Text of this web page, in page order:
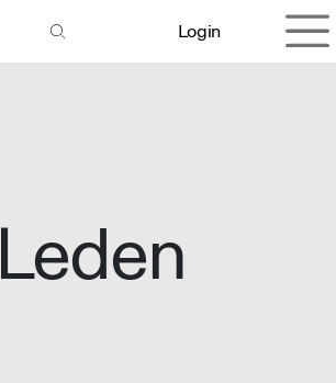
Login
Leden